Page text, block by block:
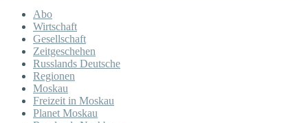
Abo
Wirtschaft
Gesellschaft
Zeitgeschehen
Russlands Deutsche
Regionen
Moskau
Freizeit in Moskau
Planet Moskau